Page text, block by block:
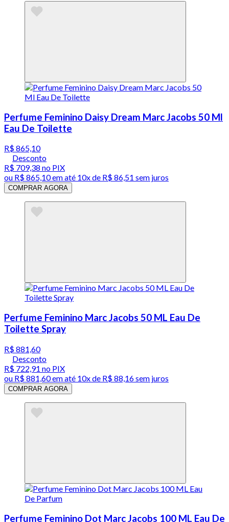
Perfume Feminino Daisy Dream Marc Jacobs 50 Ml
Eau De Toilette
R$ 865,10
Desconto
R$ 709,38 no PIX
ou R$ 865,10em até 10x de R$ 86,51 sem juros
COMPRAR AGORA
Perfume Feminino Marc Jacobs 50 ML Eau De
Toilette Spray
R$ 881,60
Desconto
R$ 722,91 no PIX
ou R$ 881,60em até 10x de R$ 88,16 sem juros
COMPRAR AGORA
Perfume Feminino Dot Marc Jacobs 100 ML Eau De